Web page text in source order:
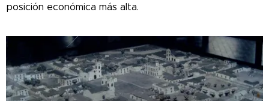
posición económica más alta.